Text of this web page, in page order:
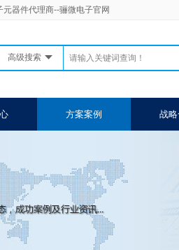
器件代理商--骊微电子官网
高级搜索
方案案例 战